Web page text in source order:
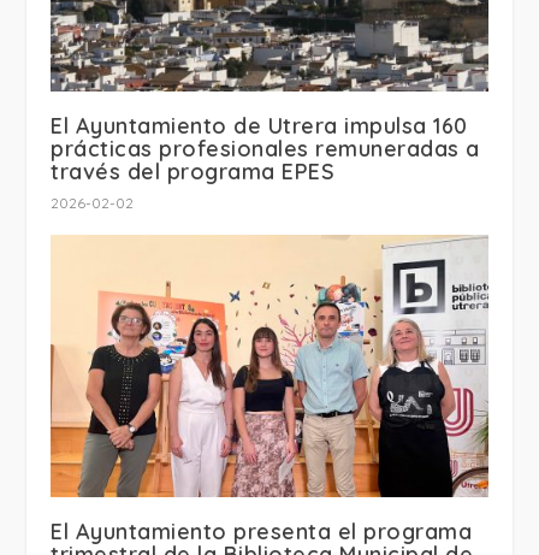
El Ayuntamiento de Utrera impulsa 160
prácticas profesionales remuneradas a
través del programa EPES
2026-02-02
El Ayuntamiento presenta el programa